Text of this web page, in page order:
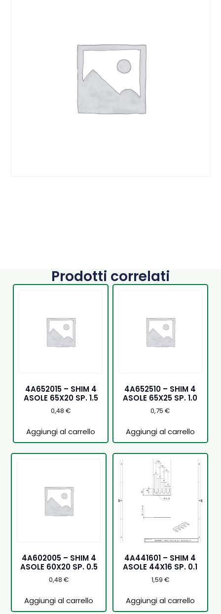
Prodotti correlati
4A652015 – SHIM 4
ASOLE 65X20 SP. 1.5
0,48€
Aggiungi al carrello
4A652510 – SHIM 4
ASOLE 65X25 SP. 1.0
0,75€
Aggiungi al carrello
4A602005 – SHIM 4
ASOLE 60X20 SP. 0.5
0,48€
Aggiungi al carrello
4A441601 – SHIM 4
ASOLE 44X16 SP. 0.1
1,59 €
Aggiungi al carrello